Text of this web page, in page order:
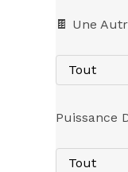
🍫 Une
Tout
Puissance
Tout